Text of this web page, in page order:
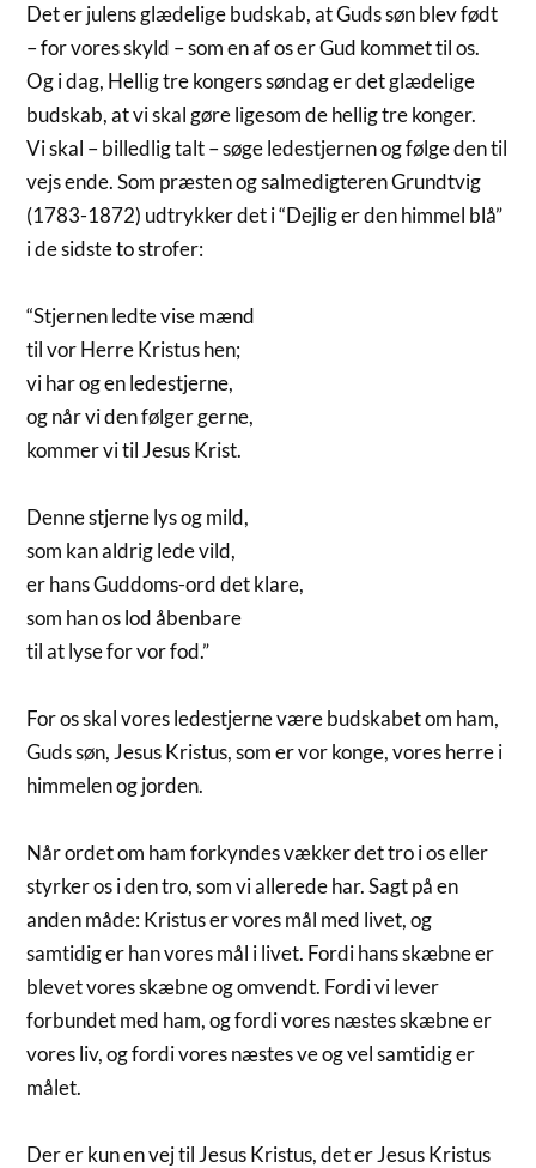
Det er julens glædelige budskab, at Guds søn blev født
– for vores skyld – som en af os er Gud kommet til os.
Og i dag, Hellig tre kongers søndag er det glædelige
budskab, at vi skal gøre ligesom de hellig tre konger.
Vi skal – billedlig talt – søge ledestjernen og følge den til
vejs ende. Som præsten og salmedigteren Grundtvig
(1783-1872) udtrykker det i “Dejlig er den himmel blå”
i de sidste to strofer:
“Stjernen ledte vise mænd
til vor Herre Kristus hen;
vi har og en ledestjerne,
og når vi den følger gerne,
kommer vi til Jesus Krist.
Denne stjerne lys og mild,
som kan aldrig lede vild,
er hans Guddoms-ord det klare,
som han os lod åbenbare
til at lyse for vor fod.”
For os skal vores ledestjerne være budskabet om ham,
Guds søn, Jesus Kristus, som er vor konge, vores herre i
himmelen og jorden.
Når ordet om ham forkyndes vækker det tro i os eller
styrker os i den tro, som vi allerede har. Sagt på en
anden måde: Kristus er vores mål med livet, og
samtidig er han vores mål i livet. Fordi hans skæbne er
blevet vores skæbne og omvendt. Fordi vi lever
forbundet med ham, og fordi vores næstes skæbne er
vores liv, og fordi vores næstes ve og vel samtidig er
målet.
Der er kun en vej til Jesus Kristus, det er Jesus Kristus